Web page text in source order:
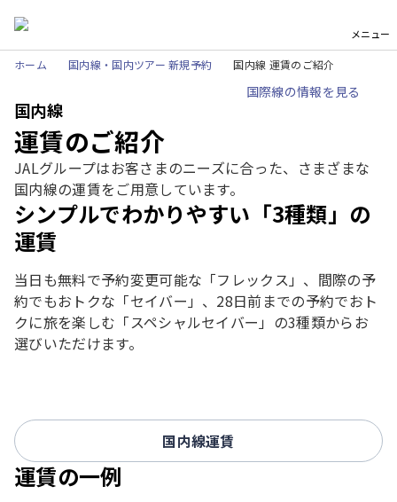
メニュー
ホーム 国内線・国内ツアー 新規予約 国内線 運賃のご紹介
国際線の情報を見る
国内線
運賃のご紹介
JALグループはお客さまのニーズに合った、さまざまな
国内線の運賃をご用意しています。
シンプルでわかりやすい「3種類」の
運賃
当日も無料で予約変更可能な「フレックス」、間際の予
約でもおトクな「セイバー」、28日前までの予約でおト
クに旅を楽しむ「スペシャルセイバー」の3種類からお
選びいただけます。
国内線運賃
運賃の一例